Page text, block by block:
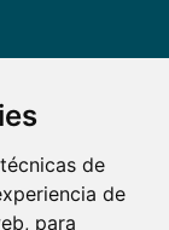
de
de
para
Barcelona